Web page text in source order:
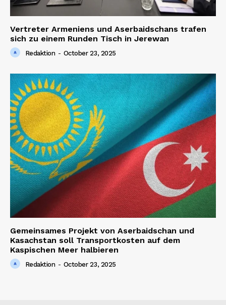
Vertreter Armeniens und Aserbaidschans trafen
sich zu einem Runden Tisch in Jerewan
Redaktion - October 23, 2025
Gemeinsames Projekt von Aserbaidschan und
Kasachstan soll Transportkosten auf dem
Kaspischen Meer halbieren
Redaktion - October 23, 2025